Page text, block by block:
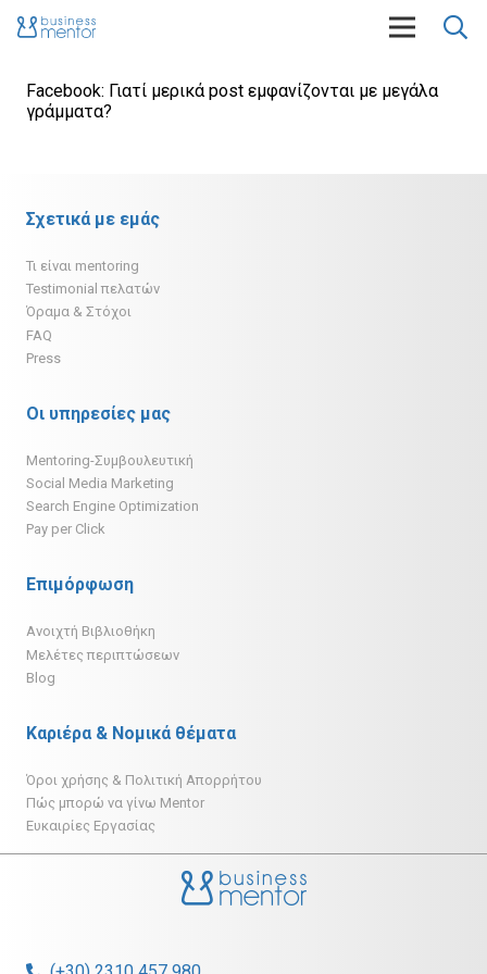
Facebook: Γιατί μερικά post εμφανίζονται με μεγάλα
γράμματα?
Σχετικά με εμάς
Τι είναι mentoring
Testimonial πελατών
Όραμα & Στόχοι
FAQ
Press
Οι υπηρεσίες μας
Mentoring-Συμβουλευτική
Social Media Marketing
Search Engine Optimization
Pay per Click
Επιμόρφωση
Ανοιχτή Βιβλιοθήκη
Μελέτες περιπτώσεων
Blog
Καριέρα & Νομικά θέματα
Όροι χρήσης & Πολιτική Απορρήτου
Πώς μπορώ να γίνω Mentor
Ευκαιρίες Εργασίας